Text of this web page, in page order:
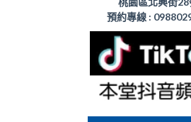
預約專線 :